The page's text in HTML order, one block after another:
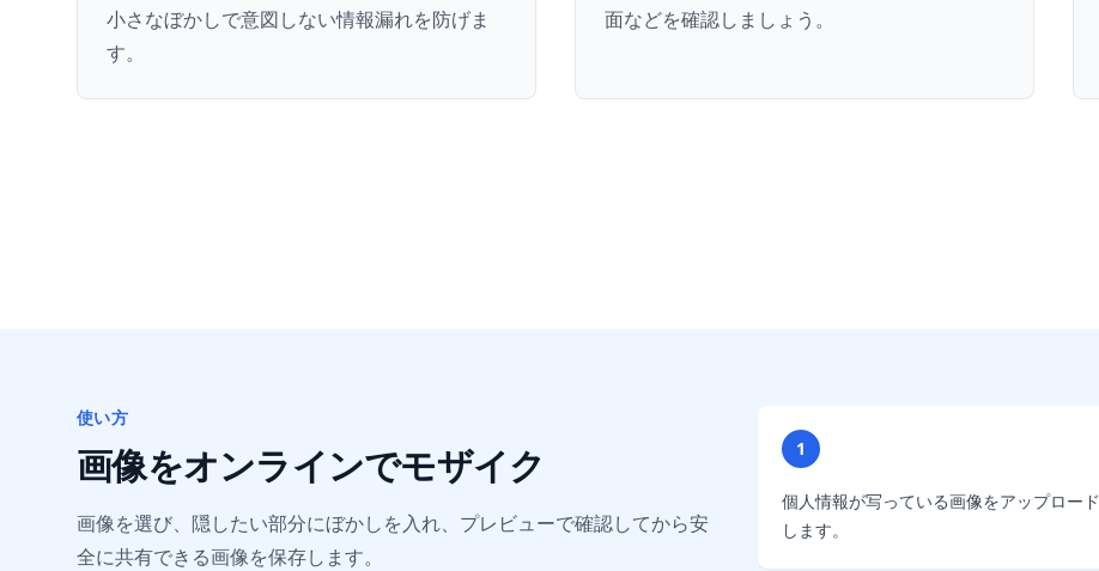
小さなぼかしで意図しない情報漏れを防げま
す。
面などを確認しましょう。
使い方
画像をオンラインでモザイク
画像を選び、隠したい部分にぼかしを入れ、プレビューで確認してから安
全に共有できる画像を保存します。
1
個人情報が写っている画像をアップロード
します。